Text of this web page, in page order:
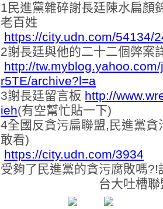
1民進黨雜碎謝長廷陳水扁顏
老百姓
https://city.udn.com/54134/
2謝長廷與他的二十二個弊案
http://
r5TE/archive?l=a
3謝長廷留言板 http://
ieh(有空幫忙貼一下)
4全國反貪污扁聯盟,民進黨
敢看)
https://city.udn.com/3934
受夠了民進黨的貪污腐敗嗎
台大吐槽聯盟主